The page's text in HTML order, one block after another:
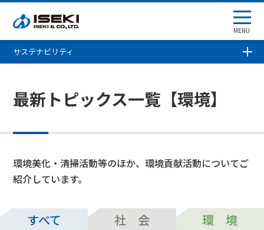
MENU
最新トピックス一覧【環境】
サステナビリティ
環境美化・清掃活動等のほか、環境貢献活動についてご
紹介しています。
すべて 社 会 環 境